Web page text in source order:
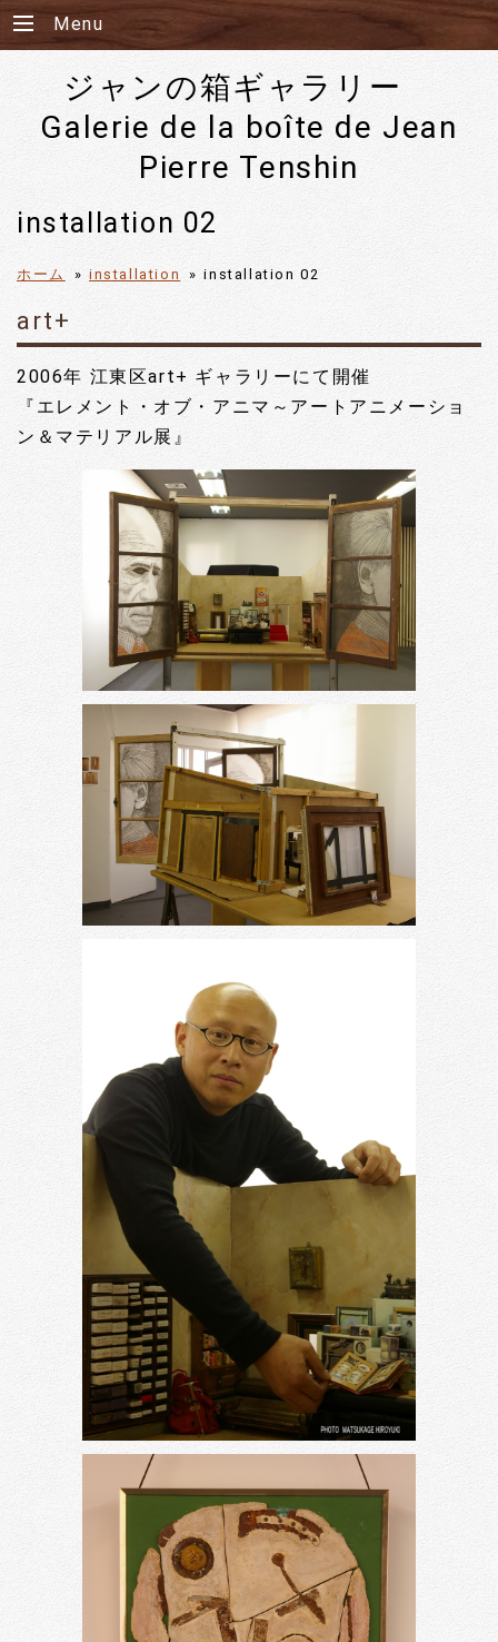
Menu
ジャンの箱ギャラリー
Galerie de la boîte de Jean
Pierre Tenshin
installation 02
ホーム » installation » installation 02
art+
2006年 江東区art+ ギャラリーにて開催
『エレメント・オブ・アニマ～アートアニメーショ
ン＆マテリアル展』